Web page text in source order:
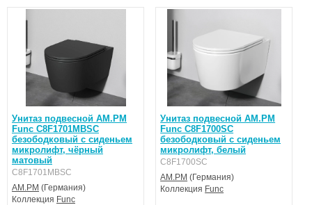
Унитаз подвесной AM.PM
Func C8F1701MBSC
безободковый с сиденьем
микролифт, чёрный
матовый
C8F1701MBSC
AM.PM (Германия)
Коллекция Func
Унитаз подвесной AM.PM
Func C8F1700SC
безободковый с сиденьем
микролифт, белый
C8F1700SC
AM.PM (Германия)
Коллекция Func